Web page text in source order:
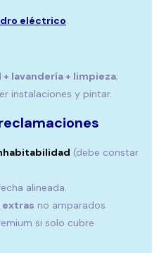
eléctrico
lavandería + limpieza;
instalaciones y pintar.
(debe constar
alineada.
extras no amparados
si solo cubre